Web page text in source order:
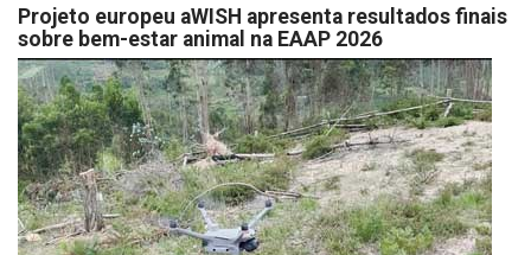
Projeto europeu aWISH apresenta resultados finais
sobre bem-estar animal na EAAP 2026